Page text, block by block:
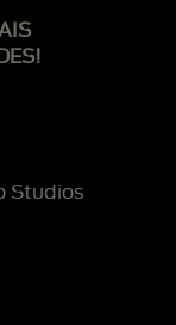
Studios